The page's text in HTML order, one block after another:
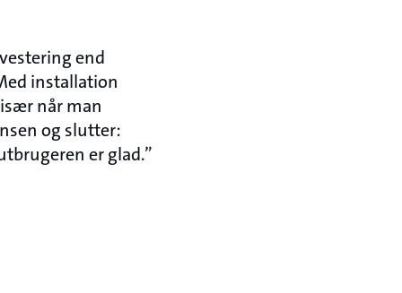
end
installation
når man
og slutter:
er glad.”